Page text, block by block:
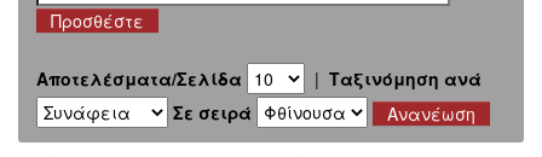
Αποτελέσματα/Σελίδα | Ταξινόμηση ανά
Σε σειρά